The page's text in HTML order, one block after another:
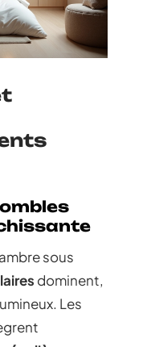
sous
dominent,
Les